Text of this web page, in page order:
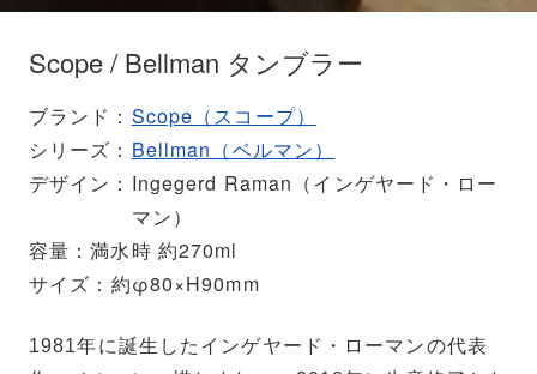
Scope / Bellman タンブラー
ブランド
Scope（スコープ）
シリーズ
Bellman（ベルマン）
デザイン
Ingegerd Raman（インゲヤード・ロー
マン）
容量
満水時 約270ml
サイズ
約φ80×H90mm
1981年に誕生したインゲヤード・ローマンの代表